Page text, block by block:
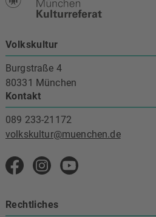
Volkskultur
Burgstraße 4
80331 München
Kontakt
089 233-21172
volkskultur@muenchen.de
Volkskultur auf Facebook
Volkskultur Instagram
Rechtliches